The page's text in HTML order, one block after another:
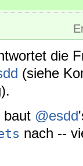
die
(siehe
baut @esdd
nach --